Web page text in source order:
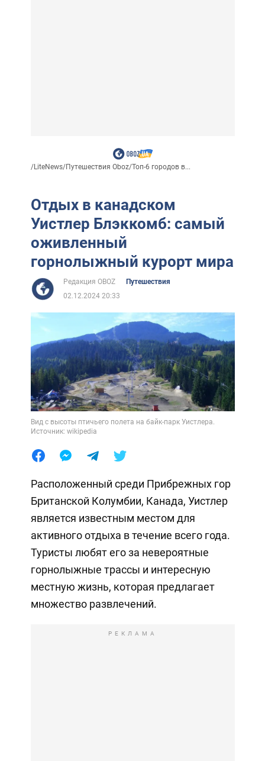
/LiteNews/Путешествия Oboz/Топ-6 городов в...
Отдых в канадском
Уистлер Блэккомб: самый
оживленный
горнолыжный курорт мира
Редакция OBOZ
Путешествия
02.12.2024 20:33
Вид с высоты птичьего полета на байк-парк Уистлера.
Источник: wikipedia
Расположенный среди Прибрежных гор
Британской Колумбии, Канада, Уистлер
является известным местом для
активного отдыха в течение всего года.
Туристы любят его за невероятные
горнолыжные трассы и интересную
местную жизнь, которая предлагает
множество развлечений.
РЕКЛАМА